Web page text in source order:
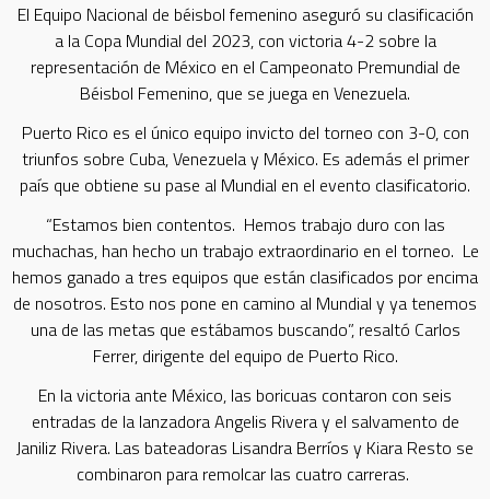
El Equipo Nacional de béisbol femenino aseguró su clasificación
a la Copa Mundial del 2023, con victoria 4-2 sobre la
representación de México en el Campeonato Premundial de
Béisbol Femenino, que se juega en Venezuela.
Puerto Rico es el único equipo invicto del torneo con 3-0, con
triunfos sobre Cuba, Venezuela y México. Es además el primer
país que obtiene su pase al Mundial en el evento clasificatorio.
“Estamos bien contentos. Hemos trabajo duro con las
muchachas, han hecho un trabajo extraordinario en el torneo. Le
hemos ganado a tres equipos que están clasificados por encima
de nosotros. Esto nos pone en camino al Mundial y ya tenemos
una de las metas que estábamos buscando”, resaltó Carlos
Ferrer, dirigente del equipo de Puerto Rico.
En la victoria ante México, las boricuas contaron con seis
entradas de la lanzadora Angelis Rivera y el salvamento de
Janiliz Rivera. Las bateadoras Lisandra Berríos y Kiara Resto se
combinaron para remolcar las cuatro carreras.